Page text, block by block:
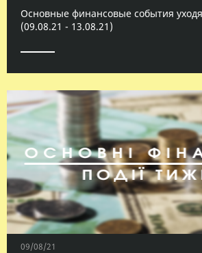
Основные финансовые события
(09.08.21 - 13.08.21)
09/08/21